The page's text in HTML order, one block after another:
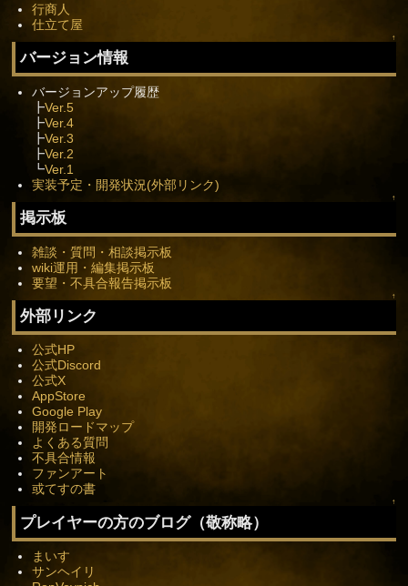
行商人
仕立て屋
↑
バージョン情報
バージョンアップ履歴
┣Ver.5
┣Ver.4
┣Ver.3
┣Ver.2
┗Ver.1
実装予定・開発状況(外部リンク)
↑
掲示板
雑談・質問・相談掲示板
wiki運用・編集掲示板
要望・不具合報告掲示板
↑
外部リンク
公式HP
公式Discord
公式X
AppStore
Google Play
開発ロードマップ
よくある質問
不具合情報
ファンアート
或てすの書
↑
プレイヤーの方のブログ（敬称略）
まいす
サンヘイリ